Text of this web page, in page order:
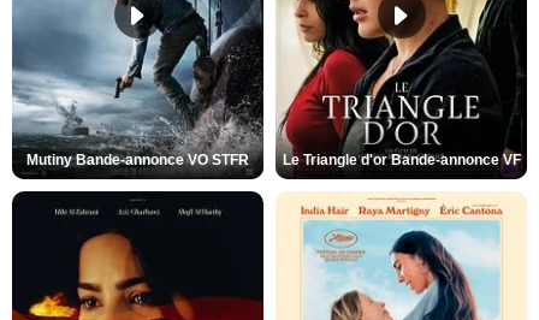
Mutiny Bande-annonce VO STFR Le Triangle d'or Bande-annonce VF